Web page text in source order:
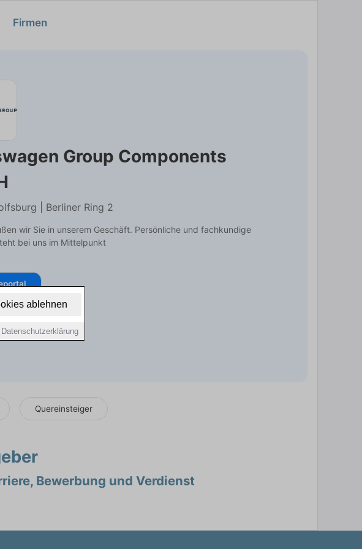
ablehnen
Datenschutzerklärung
Firmen
Group Components
| Berliner Ring 2
wir Sie in unserem Geschäft. Persönliche und fachkundige
bei uns im Mittelpunkt
Quereinsteiger
Bewerbung und Verdienst